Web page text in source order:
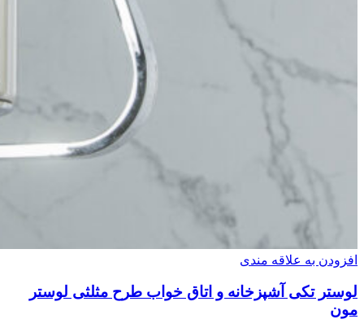
افزودن به علاقه مندی
لوستر تکی آشپزخانه و اتاق خواب طرح مثلثی لوستر
مون